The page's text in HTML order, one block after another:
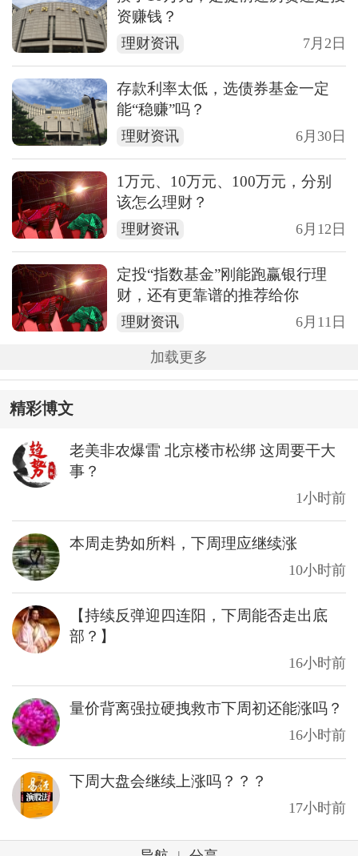
资赚钱？
理财资讯 7月2日
存款利率太低，选债券基金一定
能“稳赚”吗？
理财资讯 6月30日
1万元、10万元、100万元，分别
该怎么理财？
理财资讯 6月12日
定投“指数基金”刚能跑赢银行理
财，还有更靠谱的推荐给你
理财资讯 6月11日
加载更多
精彩博文
老美非农爆雷 北京楼市松绑 这周要干大
事？
1小时前
本周走势如所料，下周理应继续涨
10小时前
【持续反弹迎四连阳，下周能否走出底
部？】
16小时前
量价背离强拉硬拽救市下周初还能涨吗？
16小时前
下周大盘会继续上涨吗？？？
17小时前